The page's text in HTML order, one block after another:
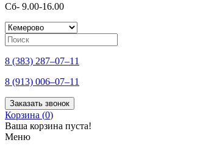
Сб- 9.00-16.00
8 (383) 287–07–11
8 (913) 006–07–11
Заказать звонок
Корзина (0)
Ваша корзина пуста!
Меню